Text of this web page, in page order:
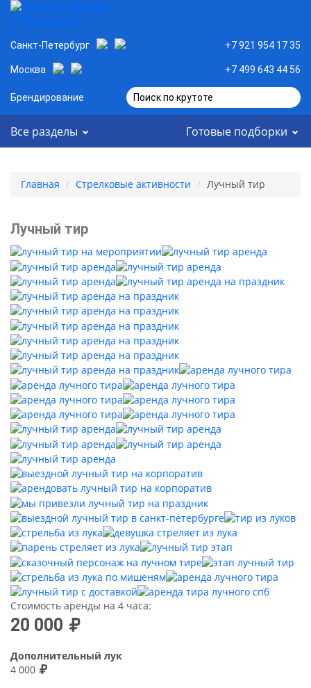
Санкт-Петербург +7 921 954 17 35
Москва +7 499 643 44 56
Брендирование Поиск по крутоте
Все разделы Готовые подборки
Главная Стрелковые активности Лучный тир
Лучный тир
Стоимость аренды на 4 часа:
20 000
Дополнительный лук
4 000